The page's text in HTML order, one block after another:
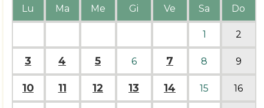
Lu Ma Me Gi Ve Sa Do
1 2
3 4 5 6 7 8 9
10 11 12 13 14 15 16